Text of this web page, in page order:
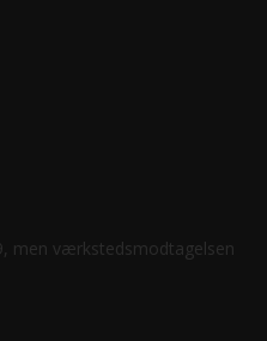
men værkstedsmodtagelsen